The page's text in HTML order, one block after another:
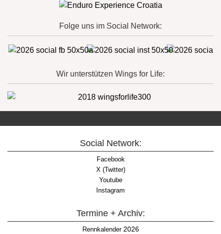
Folge uns im Social Network:
Wir unterstützen Wings for Life:
Social Network:
Facebook
X (Twitter)
Youtube
Instagram
Termine + Archiv:
Rennkalender2026